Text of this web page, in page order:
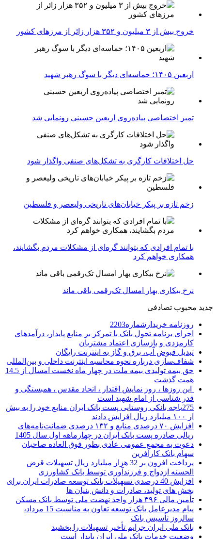
خروج بیش از ۳ میلیون و ۳۵۲ هزار زائر از مرزهای کشور
اربعین ۱۴۰۵؛ حماسه‌ای دیگر با سوگ رهبر شهید
تمبر اختصاصی پیاده‌روی اربعین حسینی رونمایی شد
حل اختلافات کارگری به تشکل‌های صنفی واگذار شود
زخم تازه بر پیکر خیابان‌های تاریخی ولیعصر و فلسطین
با تمام افرادی که بتوانند گره‌ای از مشکلات مردم بگشایند،
همکاری خواهم کرد
نرخ بیکاری بهار امسال تک‌رقمی باقی ماند
جدید محبوب تصادفی
روزنامه خریدارشماره2203
اجرای برنامه تحول بانک با تمرکز بر منابع پایدار، درآمدهای
کارمزدی و بازسازی اعتماد مشتریان
تبدیل قبوض آب، برق و گاز به اینترنت رایگان
شفاف‌سازی درباره نحوه محاسبه اینترنت داخلی و بین‌المللی
حق بیمه تولیدی بیمه ملت در چهار ماه نخست امسال از 14.5
همت گذشت
این روزها ، روز نمایش اقتدار ، اتحاد مقدس ، همبستگی و
قدر شناسی از امام شهید است
275باجه بانکی روستایی پست بانک ایران منابع خود را به بیش
از ۱۰۰ میلیارد ریال افزایش دادند
افزایش ۷۰ درصدی منابع و ۱۳۲ درصدی ضمانت‌نامه‌های
ریالی صادره پست بانک ایران در چهارماهه اول سال 1405
دعوت به مجمع عمومی عادی بطور فوق العاده صاحبان
سهام بانک کارآفرین
پرداخت افزون بر 32 هزار میلیارد ریال تسهیلات قرض
الحسنه ازدواج و فرزندآوری توسط بانک کشاورزی
افزایش 40 درصدی تسهیلات بانک توسعه صادرات ایران برای
بخش های تولید، صادرات و دانش بنیان ها
تأمین مالی ۳۹۶ هزار واحد نهضت ملی توسط بانک مسکن
پیام مدیرعامل بانک توسعه تعاون به مناسبت 15 مرداد،
سالروز تأسیس بانک
بانک ملی ایران جرایم تأخیر تسهیلات را بخشید
وضعیت خدمات بانک ملی ایران پایدار است